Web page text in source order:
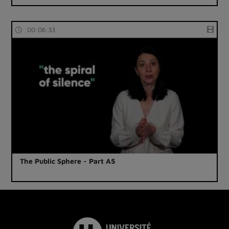
00:06:33
The Public Sphere - Part A5